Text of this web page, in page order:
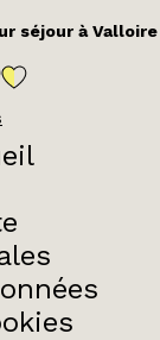
séjour à Valloire